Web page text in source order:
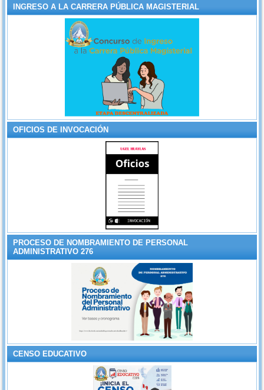
INGRESO A LA CARRERA PÚBLICA MAGISTERIAL
OFICIOS DE INVOCACIÓN
PROCESO DE NOMBRAMIENTO DE PERSONAL
ADMINISTRATIVO 276
CENSO EDUCATIVO